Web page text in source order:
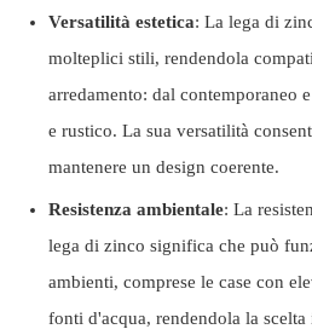
Versatilità estetica: La lega di
molteplici stili, rendendola
arredamento: dal contemporaneo
e rustico. La sua versatilità
mantenere un design coerente.
Resistenza ambientale: La
lega di zinco significa che può
ambienti, comprese le case con
fonti d'acqua, rendendola la